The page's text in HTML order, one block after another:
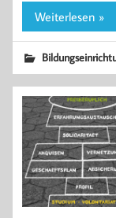
Weiterlesen »